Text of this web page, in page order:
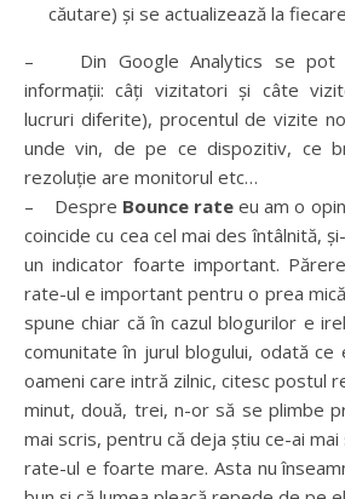
căutare) și se actualizează la
– Din Google Analytics se pot
informații: câți vizitatori și câte
lucruri diferite), procentul de vizite
unde vin, de pe ce dispozitiv, ce
rezoluție are monitorul etc…
– Despre Bounce rateeu am o
coincide cu cea cel mai des întâlnită,
un indicator foarte important.
rate-ul e important pentru o prea
spune chiar că în cazul blogurilor e
comunitate în jurul blogului, odată
oameni care intră zilnic, citesc postul
minut, două, trei, n-or să se plimbe
mai scris, pentru că deja știu ce-ai mai
rate-ul e foarte mare. Asta nu